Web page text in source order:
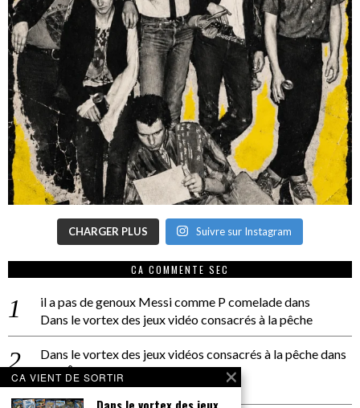
CHARGER PLUS Suivre sur Instagram
CA COMMENTE SEC
il a pas de genoux Messi comme P comeladedans
Dans le vortex des jeux vidéo consacrés à la pêche
Dans le vortex des jeux vidéos consacrés à la pêchedans
PACÔME THIELLEMENT
La séance d’Hip Gnose
CA VIENT DE SORTIR